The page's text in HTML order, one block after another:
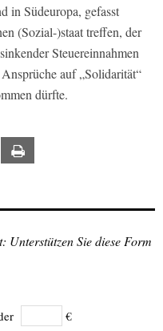
in Südeuropa, gefasst
(Sozial-)staat treffen, der
Steuereinnahmen
auf „Solidarität“
dürfte.
Email
Unterstützen Sie diese Form
€